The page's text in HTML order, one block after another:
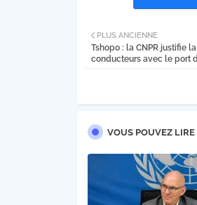
PLUS ANCIENNE
Tshopo : la CNPR justifie
conducteurs avec le port
VOUS POUVEZ LIRE